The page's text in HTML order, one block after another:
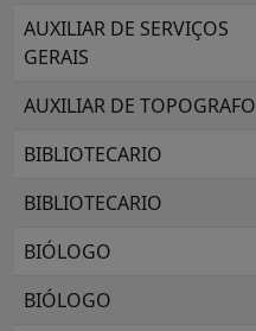
AUXILIAR DE SERVIÇOS
GERAIS
AUXILIAR DE TOPOGRAFO
BIBLIOTECARIO
BIBLIOTECARIO
BIÓLOGO
BIÓLOGO